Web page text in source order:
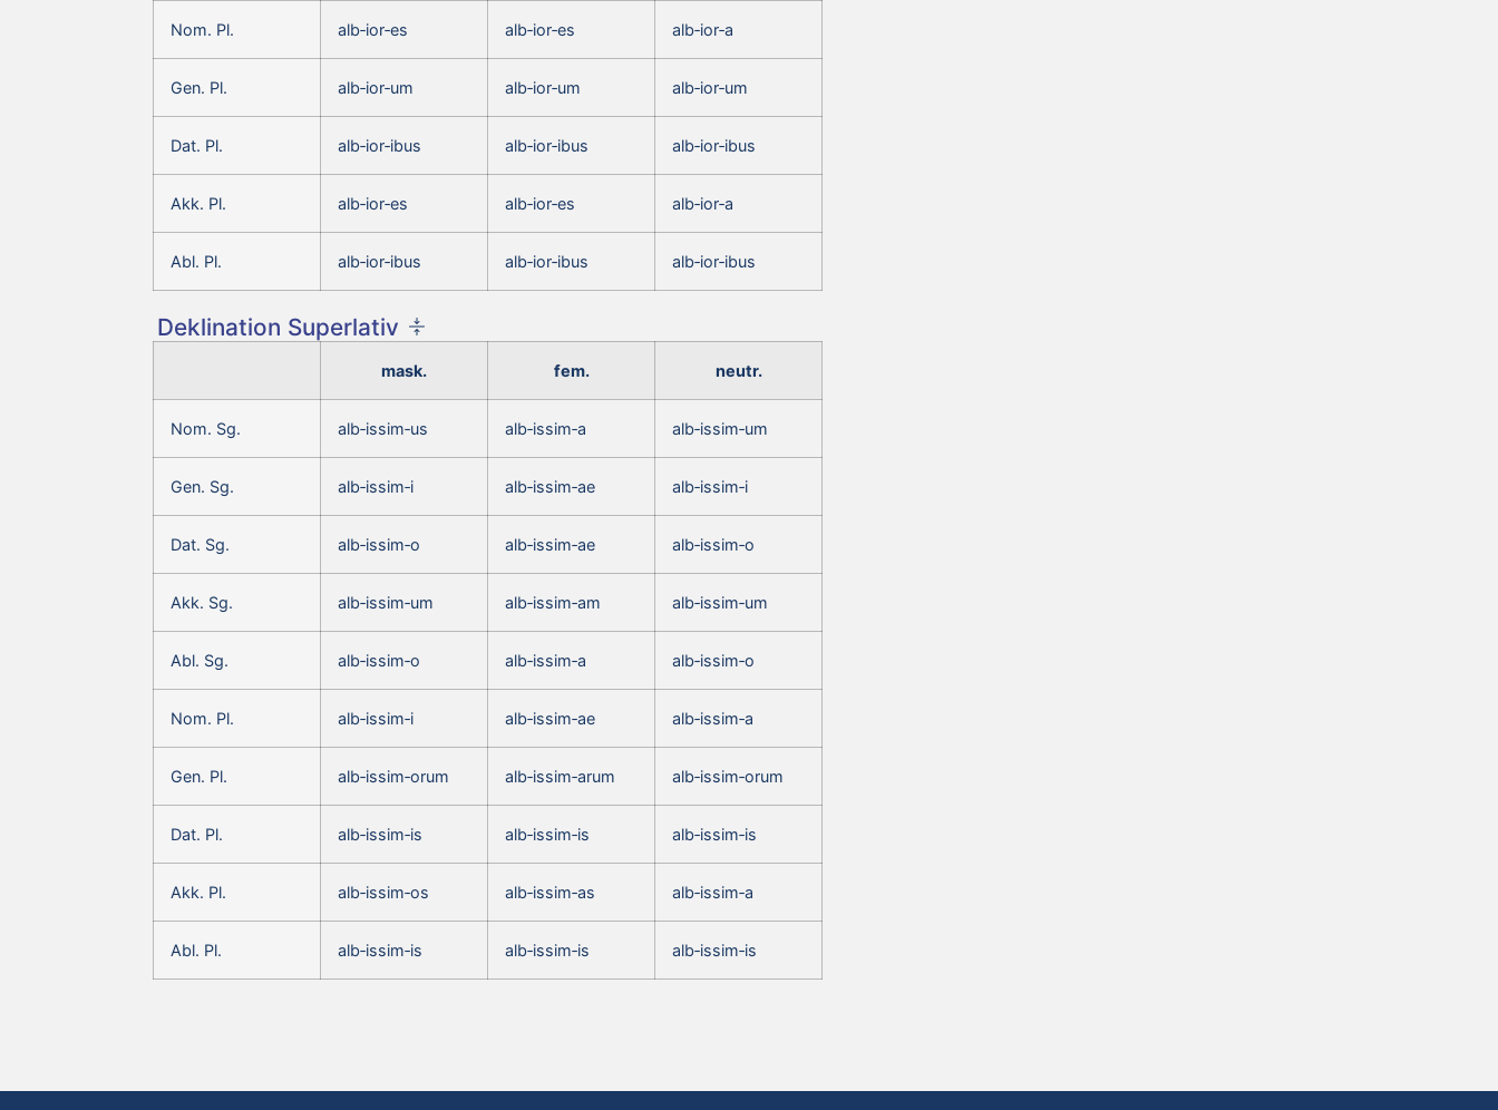
Nom. Pl. alb‑ior‑es alb‑ior‑es alb‑ior‑a
Gen. Pl. alb‑ior‑um alb‑ior‑um alb‑ior‑um
Dat. Pl. alb‑ior‑ibus alb‑ior‑ibus alb‑ior‑ibus
Akk. Pl. alb‑ior‑es alb‑ior‑es alb‑ior‑a
Abl. Pl. alb‑ior‑ibus alb‑ior‑ibus alb‑ior‑ibus
Deklination Superlativ
mask. fem. neutr.
Nom. Sg. alb‑issim‑us alb‑issim‑a alb‑issim‑um
Gen. Sg. alb‑issim‑i alb‑issim‑ae alb‑issim‑i
Dat. Sg. alb‑issim‑o alb‑issim‑ae alb‑issim‑o
Akk. Sg. alb‑issim‑um alb‑issim‑am alb‑issim‑um
Abl. Sg. alb‑issim‑o alb‑issim‑a alb‑issim‑o
Nom. Pl. alb‑issim‑i alb‑issim‑ae alb‑issim‑a
Gen. Pl. alb‑issim‑orum alb‑issim‑arum alb‑issim‑orum
Dat. Pl. alb‑issim‑is alb‑issim‑is alb‑issim‑is
Akk. Pl. alb‑issim‑os alb‑issim‑as alb‑issim‑a
Abl. Pl. alb‑issim‑is alb‑issim‑is alb‑issim‑is